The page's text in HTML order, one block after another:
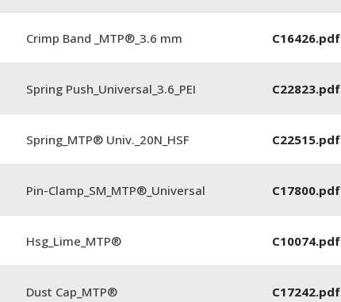
Crimp Band _MTP®_3.6 mm C16426.pdf
Spring Push_Universal_3.6_PEI C22823.pdf
Spring_MTP® Univ._20N_HSF C22515.pdf
Pin-Clamp_SM_MTP®_Universal C17800.pdf
Hsg_Lime_MTP® C10074.pdf
Dust Cap_MTP® C17242.pdf